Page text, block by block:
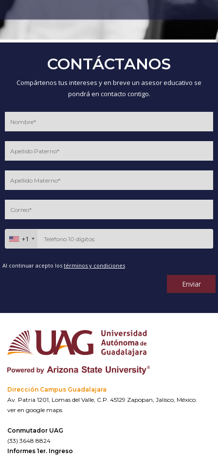
CONTÁCTANOS
Compártenos tus intereses y en breve un asesor educativo se
pondrá en contacto contigo.
+1
Al continuar acepto los términos y condiciones
Enviar
Dirección Campus Guadalajara
Av. Patria 1201, Lomas del Valle, C.P. 45129 Zapopan, Jalisco, México.
ver en google maps
Conmutador UAG
(33) 3648 8824
Informes 1er. Ingreso